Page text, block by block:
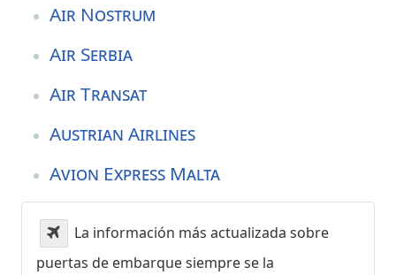
Air Nostrum
Air Serbia
Air Transat
Austrian Airlines
Avion Express Malta
La información más actualizada sobre
puertas de embarque siempre se la